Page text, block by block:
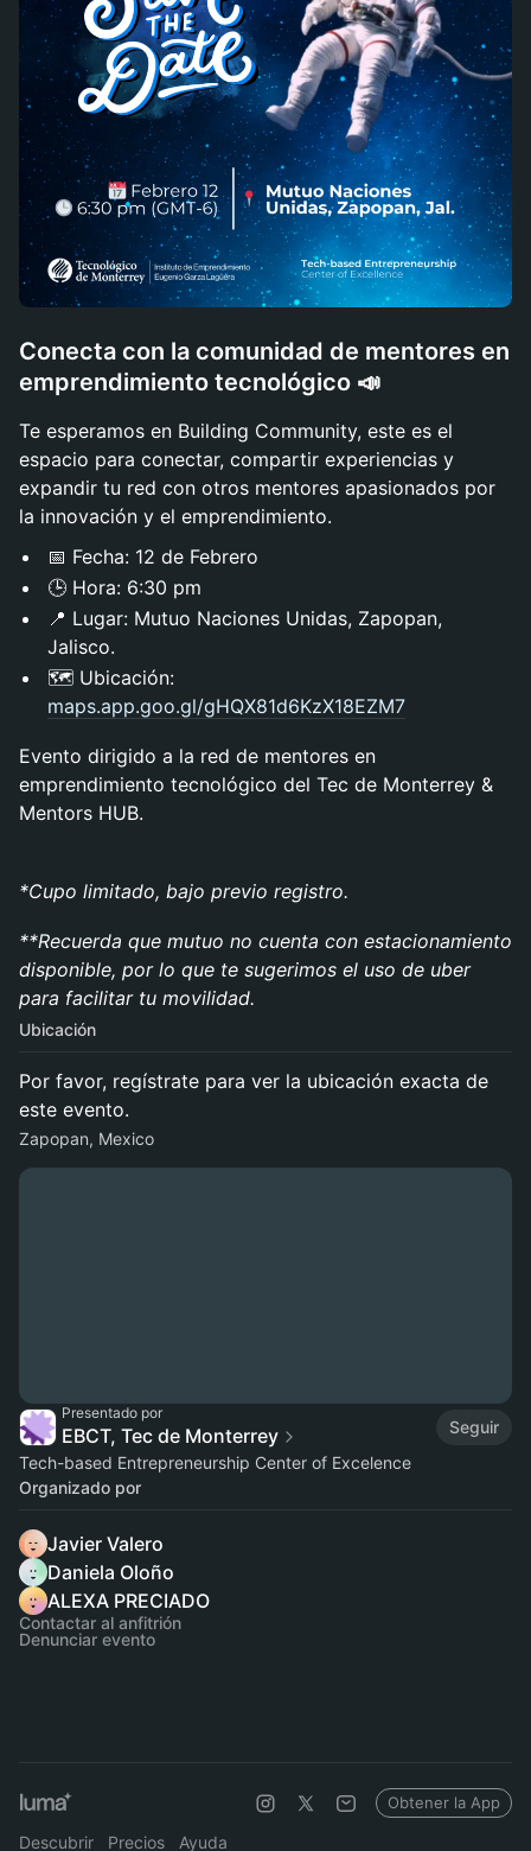
Conecta con la comunidad de mentores en
emprendimiento tecnológico 📣
Te esperamos en Building Community, este es el
espacio para conectar, compartir experiencias y
expandir tu red con otros mentores apasionados por
la innovación y el emprendimiento.
📅 Fecha: 12 de Febrero
🕒 Hora: 6:30 pm
📍 Lugar: Mutuo Naciones Unidas, Zapopan,
Jalisco.
🗺 Ubicación:
maps.app.goo.gl/gHQX81d6KzX18EZM7
Evento dirigido a la red de mentores en
emprendimiento tecnológico del Tec de Monterrey &
Mentors HUB.
*Cupo limitado, bajo previo registro.
**Recuerda que mutuo no cuenta con estacionamiento
disponible, por lo que te sugerimos el uso de uber
para facilitar tu movilidad.
Ubicación
Por favor, regístrate para ver la ubicación exacta de
este evento.
Zapopan, Mexico
Presentado por
EBCT, Tec de Monterrey
Seguir
Tech-based Entrepreneurship Center of Excelence
Organizado por
Javier Valero
Daniela Oloño
ALEXA PRECIADO
Contactar al anfitrión
Denunciar evento
Descubrir Precios Ayuda
Obtener la App